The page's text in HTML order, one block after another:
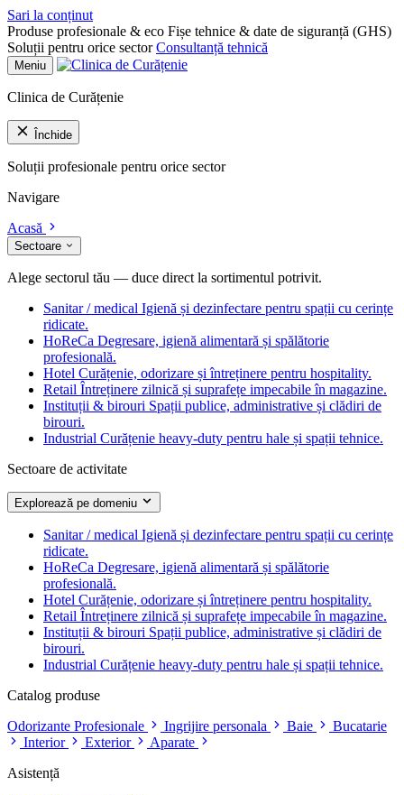
Sari la conținut
Produse profesionale & eco Fișe tehnice & date de siguranță (GHS)
Soluții pentru orice sector Consultanță tehnică
Meniu
Clinica de Curățenie
Închide
Soluții profesionale pentru orice sector
Navigare
Acasă
Sectoare
Alege sectorul tău — duce direct la sortimentul potrivit.
Sanitar / medical Igienă și dezinfectare pentru spații cu cerințe
ridicate.
HoReCa Degresare, igienă alimentară și spălătorie
profesională.
Hotel Curățenie, odorizare și întreținere pentru hospitality.
Retail Întreținere zilnică și suprafețe impecabile în magazine.
Instituții & birouri Spații publice, administrative și clădiri de
birouri.
Industrial Curățenie heavy-duty pentru hale și spații tehnice.
Sectoare de activitate
Explorează pe domeniu
Sanitar / medical Igienă și dezinfectare pentru spații cu cerințe
ridicate.
HoReCa Degresare, igienă alimentară și spălătorie
profesională.
Hotel Curățenie, odorizare și întreținere pentru hospitality.
Retail Întreținere zilnică și suprafețe impecabile în magazine.
Instituții & birouri Spații publice, administrative și clădiri de
birouri.
Industrial Curățenie heavy-duty pentru hale și spații tehnice.
Catalog produse
Odorizante Profesionale
Ingrijire personala Baie
Bucatarie
Interior
Exterior
Aparate
Asistență